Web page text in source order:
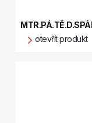
otevřít produkt